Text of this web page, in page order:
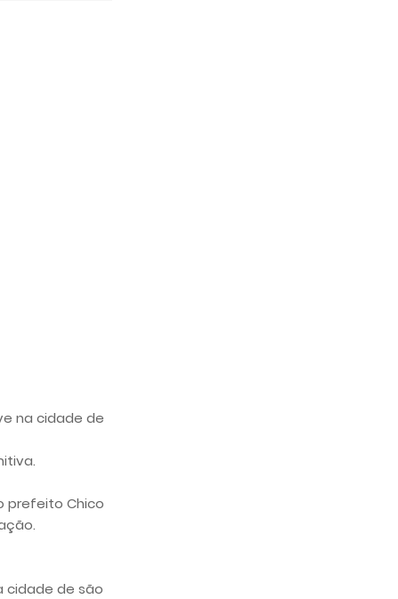
na cidade de
prefeito Chico
cidade de são